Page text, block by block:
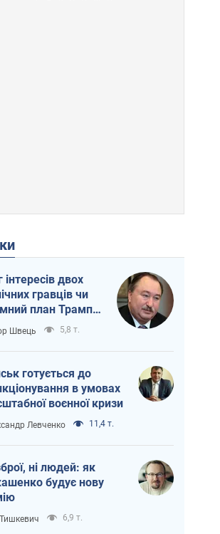
інтересів двох
гравців чи
план Трампа
Швець 5,8 т.
готується до
в умовах
воєнної кризи
Левченко 11,4 т.
ні людей: як
будує нову
Тишкевич 6,9 т.